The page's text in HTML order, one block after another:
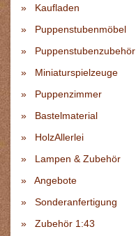
Kaufladen
Puppenstubenmöbel
Puppenstubenzubehör
Miniaturspielzeuge
Puppenzimmer
Bastelmaterial
HolzAllerlei
Lampen & Zubehör
Angebote
Sonderanfertigung
Zubehör 1:43